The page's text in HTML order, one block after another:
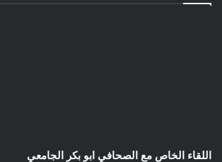
اللقاء الخاص مع الصحافي ابو بكر الجامعي